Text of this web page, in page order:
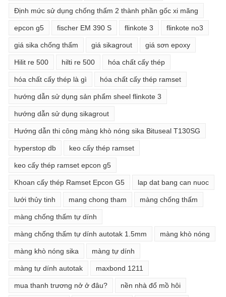
Định mức sử dụng chống thấm 2 thành phần gốc xi măng
epcon g5 fischer EM 390 S flinkote 3 flinkote no3
giá sika chống thấm giá sikagrout giá sơn epoxy
Hilit re 500 hilti re 500 hóa chất cấy thép
hóa chất cấy thép là gì hóa chất cấy thép ramset
hướng dẫn sử dụng sản phẩm sheel flinkote 3
hướng dẫn sử dụng sikagrout
Hướng dẫn thi công màng khò nóng sika Bituseal T130SG
hyperstop db keo cấy thép ramset
keo cấy thép ramset epcon g5
Khoan cấy thép Ramset Epcon G5 lap dat bang can nuoc
lưới thủy tinh mang chong tham màng chống thấm
màng chống thấm tự dính
màng chống thấm tự dính autotak 1.5mm màng khò nóng
màng khò nóng sika màng tự dính
màng tự dính autotak maxbond 1211
mua thanh trương nở ở đâu? nền nhà đổ mồ hôi